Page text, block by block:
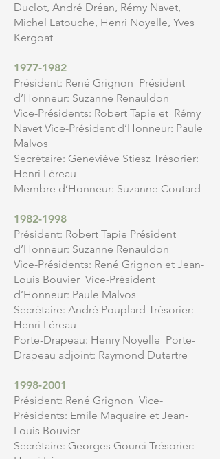
Duclot, André Dréan, Rémy Navet,
Michel Latouche, Henri Noyelle, Yves
Kergoat
1977-1982
Président: René Grignon Président
d’Honneur: Suzanne Renauldon
Vice-Présidents: Robert Tapie et Rémy
Navet Vice-Président d’Honneur: Paule
Malvos
Secrétaire: Geneviève Stiesz Trésorier:
Henri Léreau
Membre d’Honneur: Suzanne Coutard
1982-1998
Président: Robert Tapie Président
d’Honneur: Suzanne Renauldon
Vice-Présidents: René Grignon et Jean-
Louis Bouvier Vice-Président
d’Honneur: Paule Malvos
Secrétaire: André Pouplard Trésorier:
Henri Léreau
Porte-Drapeau: Henry Noyelle Porte-
Drapeau adjoint: Raymond Dutertre
1998-2001
Président: René Grignon Vice-
Présidents: Emile Maquaire et Jean-
Louis Bouvier
Secrétaire: Georges Gourci Trésorier: